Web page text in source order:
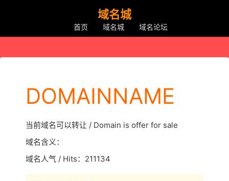
域名城
首页 域名城 域名论坛
DOMAINNAME
当前域名可以转让 / Domain is offer for sale
域名含义：
域名人气 / Hits：211134